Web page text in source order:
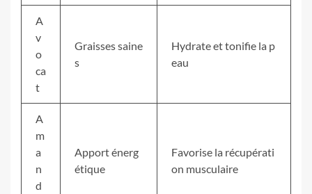
A
v
o
ca
t
Graisses saine
s
Hydrate et tonifie la p
eau
A
m
a
n
d
Apport énerg
étique
Favorise la récupérati
on musculaire